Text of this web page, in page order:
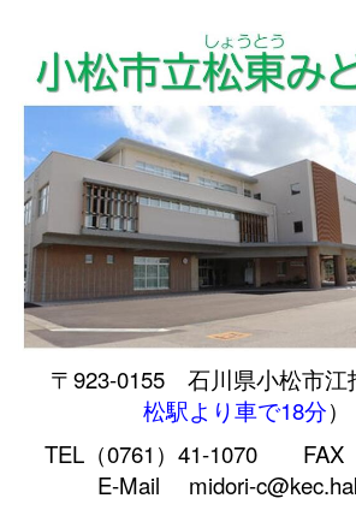
〒923-0155 石川県小松市江
松駅より車で18分）
TEL（0761）41-1070 FAX
E-Mail midori-